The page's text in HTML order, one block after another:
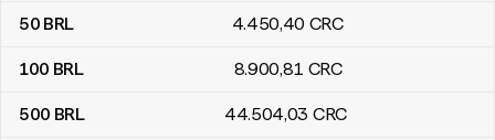
50 BRL 4.450,40 CRC
100 BRL 8.900,81 CRC
500 BRL 44.504,03 CRC